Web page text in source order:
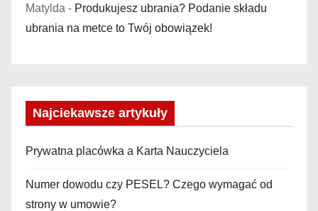
Matylda - Produkujesz ubrania? Podanie składu
ubrania na metce to Twój obowiązek!
Najciekawsze artykuły
Prywatna placówka a Karta Nauczyciela
Numer dowodu czy PESEL? Czego wymagać od
strony w umowie?